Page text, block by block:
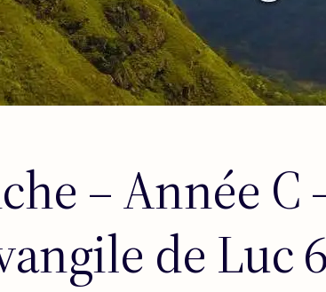
– Année C
de Luc